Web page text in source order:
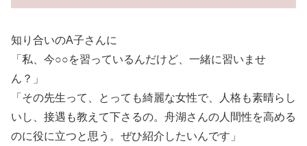
知り合いのA子さんに
「私、今○○を習っているんだけど、一緒に習いませ
ん？」
「その先生って、とっても綺麗な女性で、人格も素晴らし
いし、接遇も教えて下さるの。舟湖さんの人間性を高める
のに役に立つと思う。ぜひ紹介したいんです」